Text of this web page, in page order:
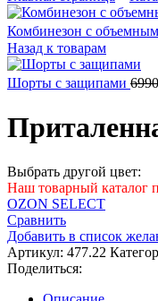
Комбинезон с
Назад к товарам
Шорты с защипами
Выбрать другой цвет:
Наш товарный каталог
OZON SELECT
Сравнить
Добавить в список
Артикул: 477.22
Поделиться: